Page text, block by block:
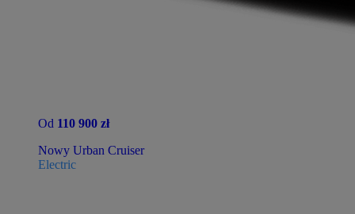
Od 110 900 zł
Nowy Urban Cruiser
Electric